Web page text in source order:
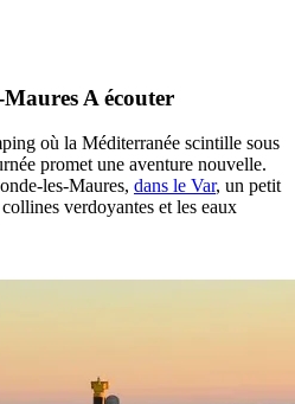
A écouter
où la Méditerranée scintille sous
promet une aventure nouvelle.
les-Maures, dans le Var, un petit
verdoyantes et les eaux